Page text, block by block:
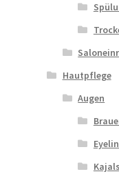
Hautpflege
Augen